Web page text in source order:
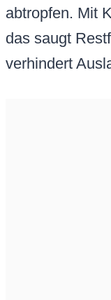
abtropfen. Mit
das saugt
verhindert